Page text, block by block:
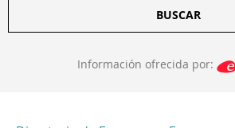
BUSCAR
Información ofrecida por: